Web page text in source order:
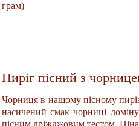
грам)
Пиріг пісний з
Чорниця в нашому пісному
насичений смак чорниці
пісним дріжджовим тестом.